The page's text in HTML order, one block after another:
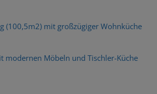
(100,5m2) mit großzügiger Wohnküche
modernen Möbeln und Tischler-Küche